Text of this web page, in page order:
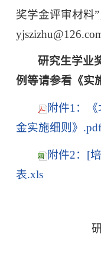
奖学金评审材料”
研究生学业
例等请参看《实
附件1：
金实施细则》.pdf
附件2：[
表.xls